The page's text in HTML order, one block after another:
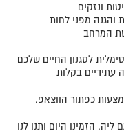
ונזקים
והגנה מפני לחות
המרחב
לסגנון החיים שלכם
עתידיים בקלות
הזמינו היום ותנו לנו